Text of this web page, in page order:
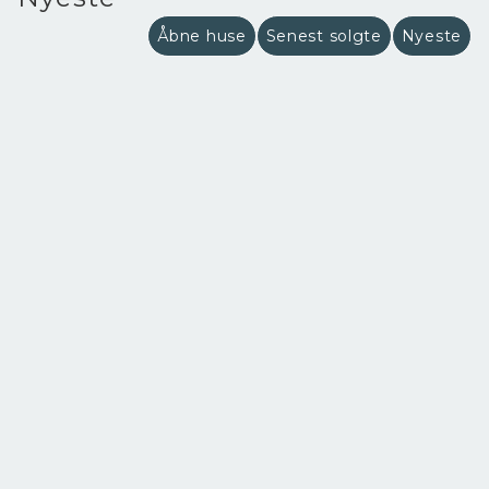
Åbne huse Senest solgte Nyeste